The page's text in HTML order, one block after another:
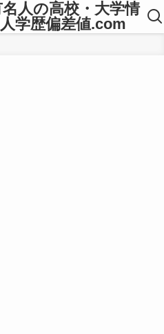
人の高校・大学情
学歴偏差値.com